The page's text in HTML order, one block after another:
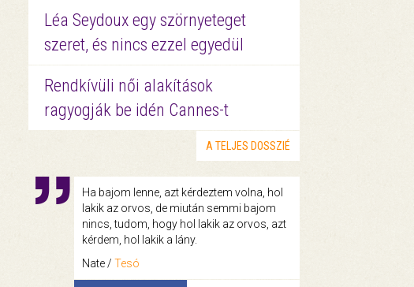
Léa Seydoux egy szörnyeteget
szeret, és nincs ezzel egyedül
Rendkívüli női alakítások
ragyogják be idén Cannes-t
A TELJES DOSSZIÉ
Ha bajom lenne, azt kérdeztem volna, hol
lakik az orvos, de miután semmi bajom
nincs, tudom, hogy hol lakik az orvos, azt
kérdem, hol lakik a lány.
Nate / Tesó